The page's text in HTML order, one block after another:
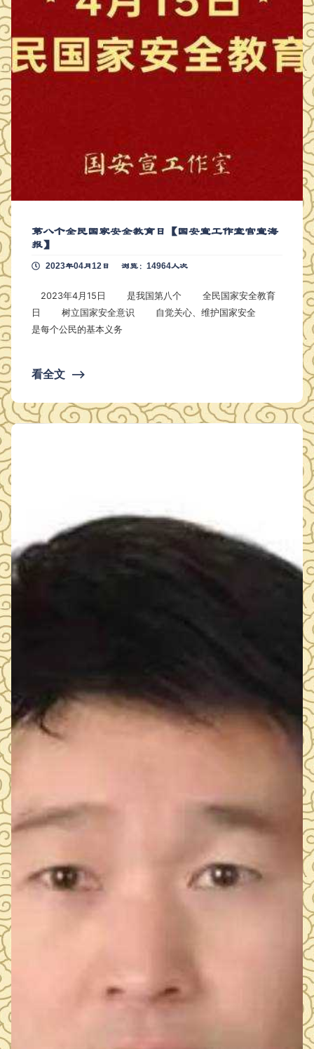
第八个全民国家安全教育日【国安宣工作室官宣海
报】
2023年04月12日 浏览：14964人次
2023年4月15日 是我国第八个 全民国家安全教育
日 树立国家安全意识 自觉关心、维护国家安全
是每个公民的基本义务
看全文 ⟶